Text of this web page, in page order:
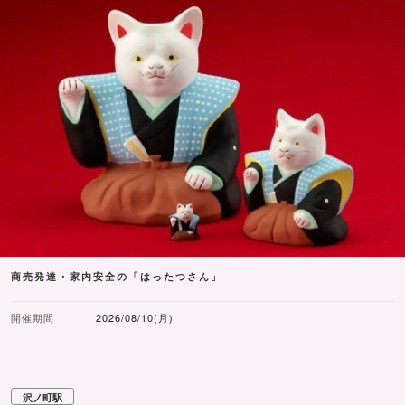
商売発達・家内安全の「はったつさん」
開催期間 2026/08/10(月)
沢ノ町駅